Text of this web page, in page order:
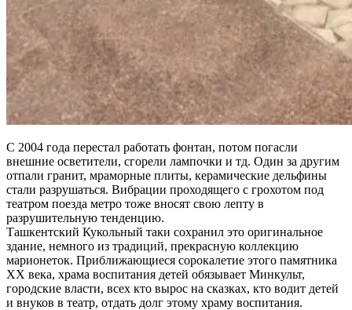
С 2004 года перестал работать фонтан, потом погасли
внешние осветители, сгорели лампочки и тд. Один за другим
отпали гранит, мраморные плиты, керамические дельфины
стали разрушаться. Вибрации проходящего с грохотом под
театром поезда метро тоже вносят свою лепту в
разрушительную тенденцию.
Ташкентский Кукольный таки сохранил это оригинальное
здание, немного из традиций, прекрасную коллекцию
марионеток. Приближающиеся сорокалетие этого памятника
ХХ века, храма воспитания детей обязывает Минкульт,
городские власти, всех кто вырос на сказках, кто водит детей
и внуков в театр, отдать долг этому храму воспитания.